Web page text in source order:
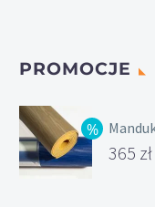
PROMOCJE
365 zł